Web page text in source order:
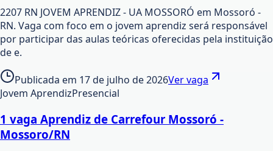
2207 RN JOVEM APRENDIZ - UA MOSSORÓ em Mossoró -
RN. Vaga com foco em o jovem aprendiz será responsável
por participar das aulas teóricas oferecidas pela instituição
de e.
Publicada em 17 de julho de 2026Ver vaga
Jovem AprendizPresencial
1 vaga Aprendiz de Carrefour Mossoró -
Mossoro/RN